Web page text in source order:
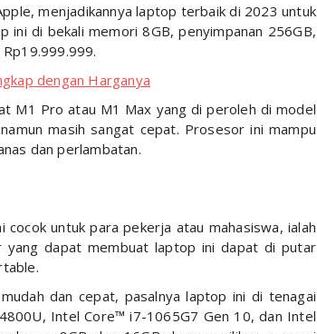
menjadikannya laptop terbaik di 2023 untuk
ini di bekali memori 8GB, penyimpanan 256GB,
dengan Harganya
M1 Pro atau M1 Max yang di peroleh di model
masih sangat cepat. Prosesor ini mampu
dan perlambatan.
untuk para pekerja atau mahasiswa, ialah
yang dapat membuat laptop ini dapat di putar
dan cepat, pasalnya laptop ini di tenagai
Intel Core™ i7-1065G7 Gen 10, dan Intel